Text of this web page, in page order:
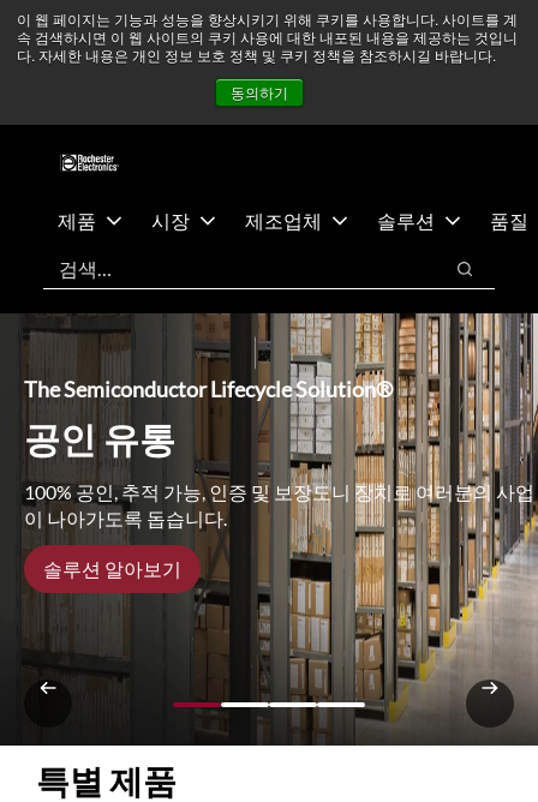
이 웹 페이지는 기능과 성능을 향상시키기 위해 쿠키를 사용합니다. 사이트를 계
속 검색하시면 이 웹 사이트의 쿠키 사용에 대한 내포된 내용을 제공하는 것입니
다. 자세한 내용은 개인 정보 보호 정책 및 쿠키 정책을 참조하시길 바랍니다.
동의하기
츠
건
중동 지역 상황을 지속적으로 주시하고 있으며, 모든 서비스는
정상적으로 운영되고 있습니다. 더 읽어보기 →
뉴스
문의하기
제품 시장 제조업체 솔루션
품질
검색
검색
The Semiconductor Lifecycle Solution®
공인 유통
100% 공인, 추적 가능, 인증 및 보장도니 장치로 여러분의 사업
이 나아가도록 돕습니다.
솔루션 알아보기
특별 제품